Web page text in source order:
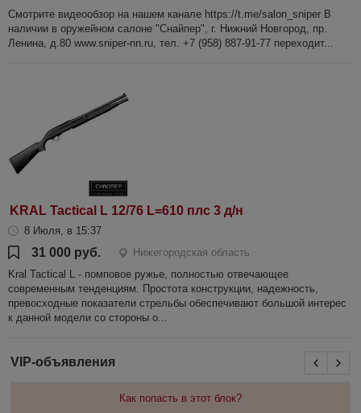
Смотрите видеообзор на нашем канале https://t.me/salon_sniper В
наличии в оружейном салоне "Снайпер", г. Нижний Новгород, пр.
Ленина, д.80 www.sniper-nn.ru, тел. +7 (958) 887-91-77 переходит...
KRAL Tactical L 12/76 L=610 плс 3 д/н
8 Июля, в 15:37
31 000 руб.
Нижегородская область
Kral Tactical L - помповое ружье, полностью отвечающее
современным тенденциям. Простота конструкции, надежность,
превосходные показатели стрельбы обеспечивают большой интерес
к данной модели со стороны о...
VIP-объявления
Как попасть в этот блок?